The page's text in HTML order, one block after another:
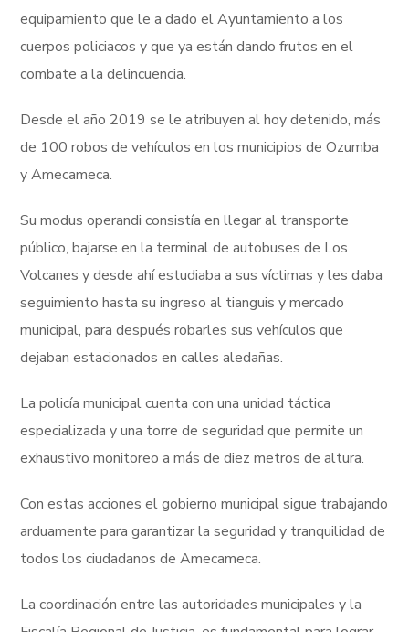
equipamiento que le a dado el Ayuntamiento a los
cuerpos policiacos y que ya están dando frutos en el
combate a la delincuencia.
Desde el año 2019 se le atribuyen al hoy detenido, más
de 100 robos de vehículos en los municipios de Ozumba
y Amecameca.
Su modus operandi consistía en llegar al transporte
público, bajarse en la terminal de autobuses de Los
Volcanes y desde ahí estudiaba a sus víctimas y les daba
seguimiento hasta su ingreso al tianguis y mercado
municipal, para después robarles sus vehículos que
dejaban estacionados en calles aledañas.
La policía municipal cuenta con una unidad táctica
especializada y una torre de seguridad que permite un
exhaustivo monitoreo a más de diez metros de altura.
Con estas acciones el gobierno municipal sigue trabajando
arduamente para garantizar la seguridad y tranquilidad de
todos los ciudadanos de Amecameca.
La coordinación entre las autoridades municipales y la